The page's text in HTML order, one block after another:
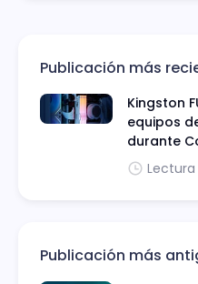
Publicación más
Kingston
equipos
durante
Publicación más